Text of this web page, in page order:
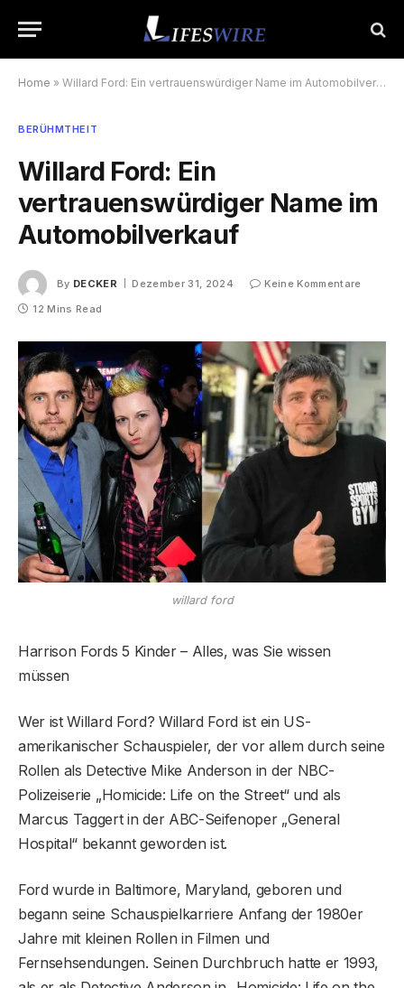
Home » Willard Ford: Ein vertrauenswürdiger Name im Automobilverkauf
BERÜHMTHEIT
Willard Ford: Ein
vertrauenswürdiger Name im
Automobilverkauf
By DECKER Dezember 31, 2024
Keine Kommentare
12 Mins Read
willard ford
Harrison Fords 5 Kinder – Alles, was Sie wissen
müssen
Wer ist Willard Ford? Willard Ford ist ein US-
amerikanischer Schauspieler, der vor allem durch seine
Rollen als Detective Mike Anderson in der NBC-
Polizeiserie „Homicide: Life on the Street“ und als
Marcus Taggert in der ABC-Seifenoper „General
Hospital“ bekannt geworden ist.
Ford wurde in Baltimore, Maryland, geboren und
begann seine Schauspielkarriere Anfang der 1980er
Jahre mit kleinen Rollen in Filmen und
Fernsehsendungen. Seinen Durchbruch hatte er 1993,